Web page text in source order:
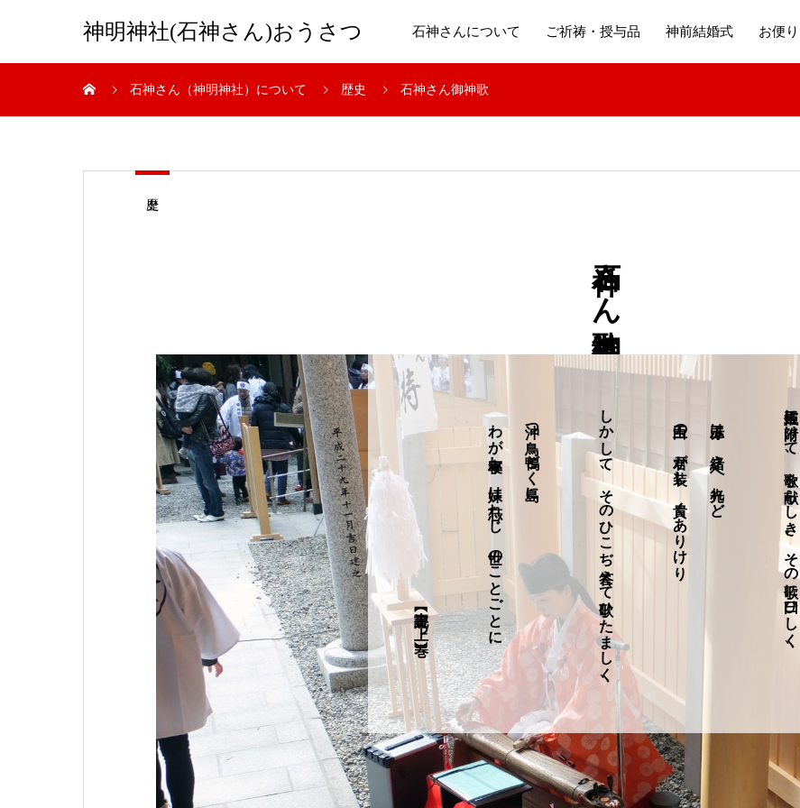
神明神社(石神さん)おうさつ 石神さんについて ご祈祷・授与品 神前結婚式 お便り
石神さん（神明神社）について 歴史 石神さん御神歌
石神さん御神歌
玉依姫に附けて、歌を献らしき。その歌に曰ひしく、
赤玉は 緒さへ光れど
白玉の 君が装し 貴くありけり
しかして、そのひこぢ答えて歌ひたましく、
沖つ鳥 鴨どく島に
わが率寝し 妹は忘れじ 世のことごとに
【古事記 上つ巻】